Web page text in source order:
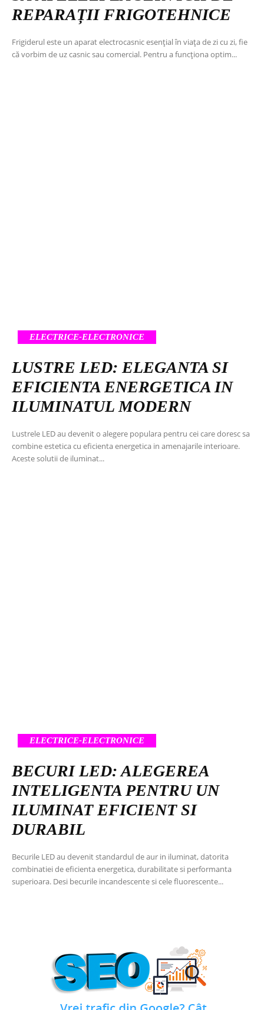
REPARAȚII FRIGOTEHNICE
Frigiderul este un aparat electrocasnic esențial în viața de zi cu zi, fie
că vorbim de uz casnic sau comercial. Pentru a funcționa optim...
ELECTRICE-ELECTRONICE
LUSTRE LED: ELEGANTA SI
EFICIENTA ENERGETICA IN
ILUMINATUL MODERN
Lustrele LED au devenit o alegere populara pentru cei care doresc sa
combine estetica cu eficienta energetica in amenajarile interioare.
Aceste solutii de iluminat...
ELECTRICE-ELECTRONICE
BECURI LED: ALEGEREA
INTELIGENTA PENTRU UN
ILUMINAT EFICIENT SI
DURABIL
Becurile LED au devenit standardul de aur in iluminat, datorita
combinatiei de eficienta energetica, durabilitate si performanta
superioara. Desi becurile incandescente si cele fluorescente...